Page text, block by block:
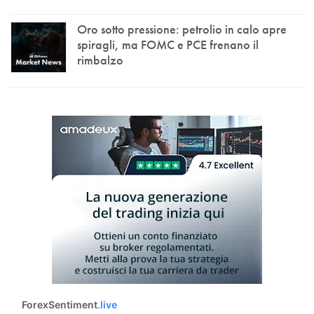
Oro sotto pressione: petrolio in calo apre
spiragli, ma FOMC e PCE frenano il
rimbalzo
ForexSentiment.live